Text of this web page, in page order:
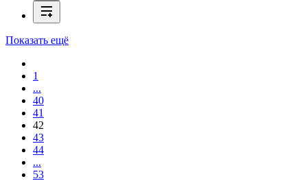
Показать ещё
1
...
40
41
42
43
44
...
53